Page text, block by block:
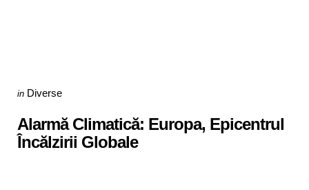
Categories
Posted
in Diverse
Alarmă Climatică: Europa, Epicentrul
Încălzirii Globale